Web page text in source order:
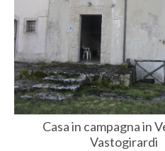
Casa in campagna in
Vastogirardi